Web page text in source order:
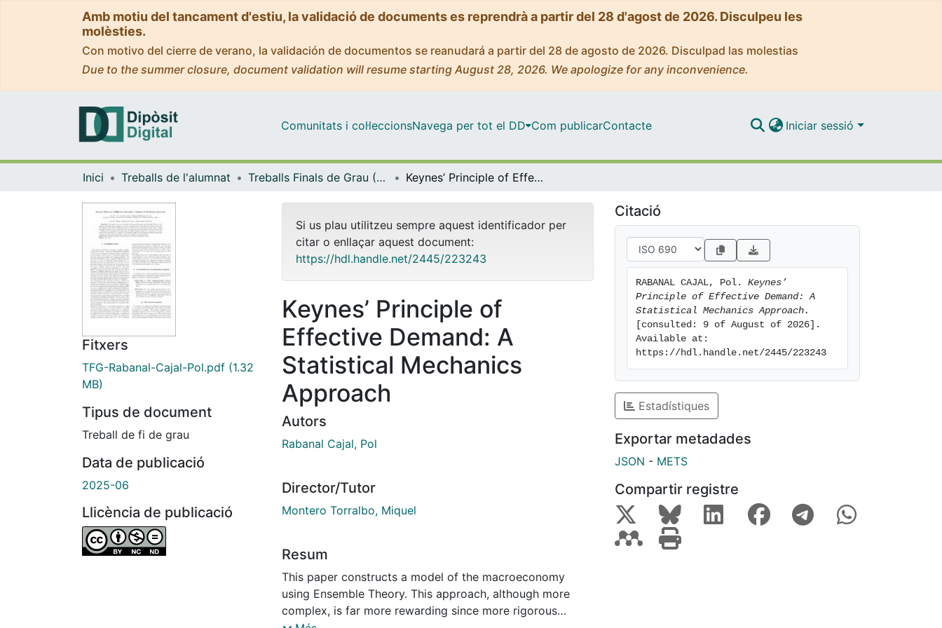
Amb motiu del tancament d'estiu, la validació de documents es reprendrà a partir del 28 d'agost de 2026. Disculpeu les
molèsties.
Con motivo del cierre de verano, la validación de documentos se reanudará a partir del 28 de agosto de 2026. Disculpad las molestias
Due to the summer closure, document validation will resume starting August 28, 2026. We apologize for any inconvenience.
Comunitats i col·leccionsNavega per tot el DD Com publicarContacte Iniciar sessió
Inici Treballs de l'alumnat Treballs Finals de Grau (TFG) - Física Keynes’ Principle of Effective Demand: A Statistical Mechanics Approach
Fitxers
TFG-Rabanal-Cajal-Pol.pdf (1.32
MB)
Tipus de document
Treball de fi de grau
Data de publicació
2025-06
Llicència de publicació
Si us plau utilitzeu sempre aquest identificador per
citar o enllaçar aquest document:
https://hdl.handle.net/2445/223243
Keynes’ Principle of
Effective Demand: A
Statistical Mechanics
Approach
Autors
Rabanal Cajal, Pol
Director/Tutor
Montero Torralbo, Miquel
Resum
This paper constructs a model of the macroeconomy
using Ensemble Theory. This approach, although more
complex, is far more rewarding since more rigorous
Citació
RABANAL CAJAL, Pol. Keynes’
Principle of Effective Demand: A
Statistical Mechanics Approach.
[consulted: 9 of August of 2026].
Available at:
https://hdl.handle.net/2445/223243
Estadístiques
Exportar metadades
JSON - METS
Compartir registre